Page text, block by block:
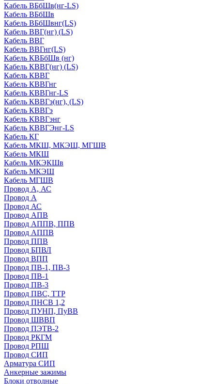
Кабель ВБбШв(нг-LS)
Кабель ВБбШв
Кабель ВБбШвнг(LS)
Кабель ВВГ(нг) (LS)
Кабель ВВГ
Кабель ВВГнг(LS)
Кабель КВБбШв (нг)
Кабель КВВГ(нг) (LS)
Кабель КВВГ
Кабель КВВГнг
Кабель КВВГнг-LS
Кабель КВВГэ(нг), (LS)
Кабель КВВГэ
Кабель КВВГэнг
Кабель КВВГЭнг-LS
Кабель КГ
Кабель МКШ, МКЭШ, МГШВ
Кабель МКШ
Кабель МКЭКШв
Кабель МКЭШ
Кабель МГШВ
Провод А, АС
Провод А
Провод АС
Провод АПВ
Провод АППВ, ППВ
Провод АППВ
Провод ППВ
Провод БПВЛ
Провод ВПП
Провод ПВ-1, ПВ-3
Провод ПВ-1
Провод ПВ-3
Провод ПВС, ТТР
Провод ПНСВ 1,2
Провод ПУНП, ПуВВ
Провод ШВВП
Провод ПЭТВ-2
Провод РКГМ
Провод РПШ
Провод СИП
Арматура СИП
Анкерные зажимы
Блоки отводные